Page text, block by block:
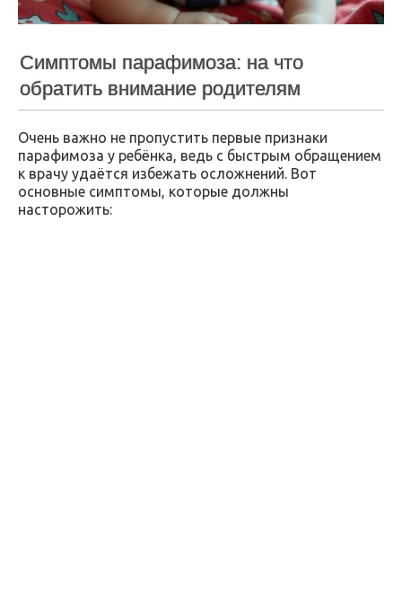
Симптомы парафимоза: на что
обратить внимание родителям
Очень важно не пропустить первые признаки
парафимоза у ребёнка, ведь с быстрым обращением
к врачу удаётся избежать осложнений. Вот
основные симптомы, которые должны
насторожить: